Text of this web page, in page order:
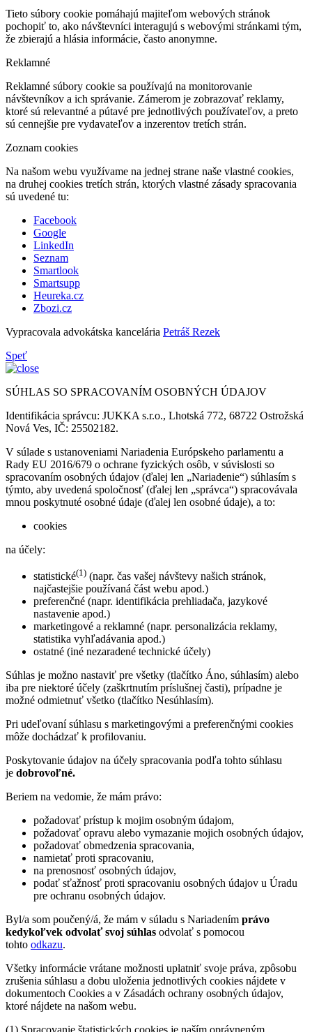
Tieto súbory cookie pomáhajú majiteľom webových stránok
pochopiť to, ako návštevníci interagujú s webovými stránkami tým,
že zbierajú a hlásia informácie, často anonymne.
Reklamné
Reklamné súbory cookie sa používajú na monitorovanie
návštevníkov a ich správanie. Zámerom je zobrazovať reklamy,
ktoré sú relevantné a pútavé pre jednotlivých používateľov, a preto
sú cennejšie pre vydavateľov a inzerentov tretích strán.
Zoznam cookies
Na našom webu využívame na jednej strane naše vlastné cookies,
na druhej cookies tretích strán, ktorých vlastné zásady spracovania
sú uvedené tu:
Facebook
Google
LinkedIn
Seznam
Smartlook
Smartsupp
Heureka.cz
Zbozi.cz
Vypracovala advokátska kancelária Petráš Rezek
Speť
SÚHLAS SO SPRACOVANÍM OSOBNÝCH ÚDAJOV
Identifikácia správcu: JUKKA s.r.o., Lhotská 772, 68722 Ostrožská
Nová Ves, IČ: 25502182.
V súlade s ustanoveniami Nariadenia Európskeho parlamentu a
Rady EU 2016/679 o ochrane fyzických osôb, v súvislosti so
spracovaním osobných údajov (ďalej len „Nariadenie“) súhlasím s
týmto, aby uvedená spoločnosť (ďalej len „správca“) spracovávala
mnou poskytnuté osobné údaje (ďalej len osobné údaje), a to:
cookies
na účely:
statistické(1) (napr. čas vašej návštevy našich stránok,
najčastejšie používaná část webu apod.)
preferenčné (napr. identifikácia prehliadača, jazykové
nastavenie apod.)
marketingové a reklamné (napr. personalizácia reklamy,
statistika vyhľadávania apod.)
ostatné (iné nezaradené technické účely)
Súhlas je možno nastaviť pre všetky (tlačítko Áno, súhlasím) alebo
iba pre niektoré účely (zaškrtnutím príslušnej časti), prípadne je
možné odmietnuť všetko (tlačítko Nesúhlasím).
Pri udeľovaní súhlasu s marketingovými a preferenčnými cookies
môže dochádzať k profilovaniu.
Poskytovanie údajov na účely spracovania podľa tohto súhlasu
je dobrovoľné.
Beriem na vedomie, že mám právo:
požadovať prístup k mojim osobným údajom,
požadovať opravu alebo vymazanie mojich osobných údajov,
požadovať obmedzenia spracovania,
namietať proti spracovaniu,
na prenosnosť osobných údajov,
podať sťažnosť proti spracovaniu osobných údajov u Úradu
pre ochranu osobných údajov.
Byl/a som poučený/á, že mám v súladu s Nariadením právo
kedykoľvek odvolať svoj súhlas odvolať s pomocou
tohto odkazu.
Všetky informácie vrátane možnosti uplatniť svoje práva, zpôsobu
zrušenia súhlasu a dobu uloženia jednotlivých cookies nájdete v
dokumentoch Cookies a v Zásadách ochrany osobných údajov,
ktoré nájdete na našom webu.